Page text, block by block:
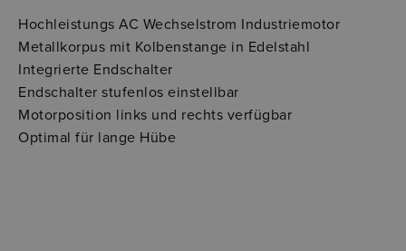
Hochleistungs AC Wechselstrom Industriemotor
Metallkorpus mit Kolbenstange in Edelstahl
Integrierte Endschalter
Endschalter stufenlos einstellbar
Motorposition links und rechts verfügbar
Optimal für lange Hübe